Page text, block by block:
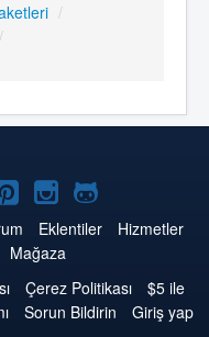
/
/
Pinterest'de
Joomla
Instagram'da
Joomla
GitHub'da
Joomla
Eklentiler
Hizmetler
Mağaza
Çerez Politikası
$5 ile
Sorun Bildirin
Giriş yap